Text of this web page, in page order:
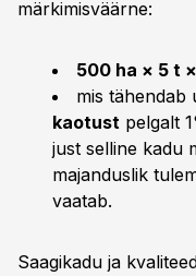
märkimisväärne:
500 ha × 5 t
mis tähendab
kaotust pelgalt
just selline kadu
majanduslik
vaatab.
Saagikadu ja